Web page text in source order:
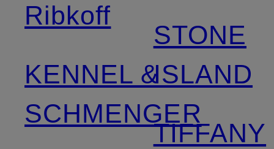
Ribkoff
KENNEL &
SCHMENGER
STONE
ISLAND
TIFFANY